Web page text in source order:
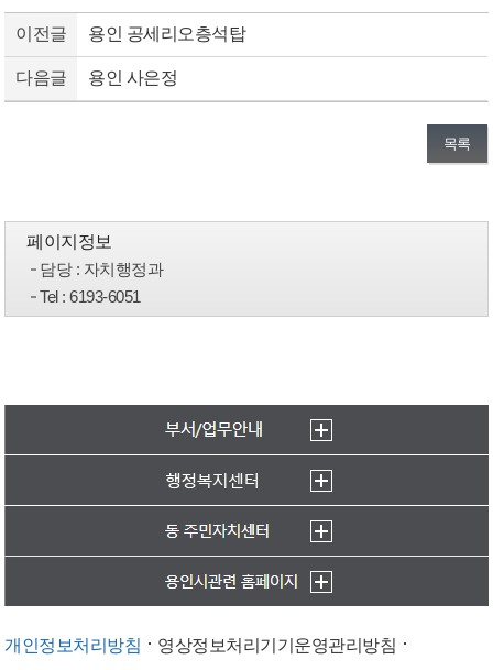
이전글 용인 공세리오층석탑
다음글 용인 사은정
목록
페이지정보
담당: 자치행정과
Tel: 6193-6051
개인정보처리방침 영상정보처리기기운영관리방침